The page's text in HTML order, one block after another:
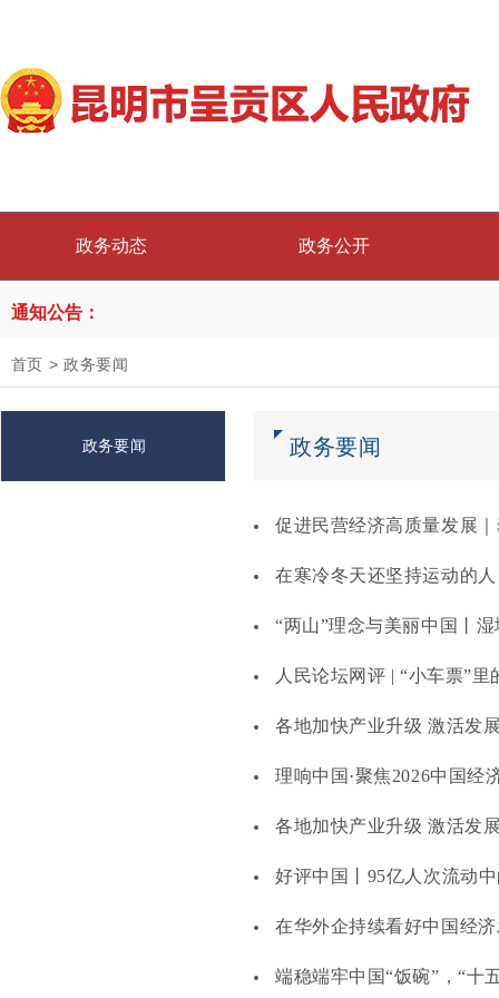
政务动态 政务公开
通知公告：
首页 > 政务要闻
政务要闻 政务要闻
促进民营经济高质量发展
在寒冷冬天还坚持运动的
“两山”理念与美丽中国丨
人民论坛网评 | “小车票”里
各地加快产业升级 激活发
理响中国·聚焦2026中国经
各地加快产业升级 激活发
好评中国丨95亿人次流动
在华外企持续看好中国经
端稳端牢中国“饭碗”，“十